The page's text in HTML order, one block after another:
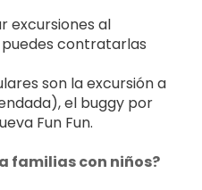
excursiones al
puedes contratarlas
son la excursión a
el buggy por
Fun Fun.
familias con niños?